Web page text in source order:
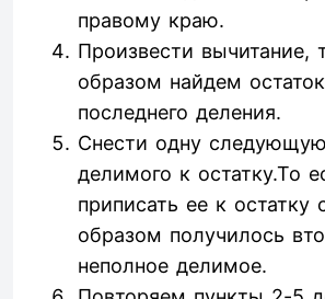
правому краю.
Произвести вычитание,
образом найдем
последнего деления.
Снести одну
делимого к остатку.То
приписать ее к остатку
образом получилось
неполное делимое.